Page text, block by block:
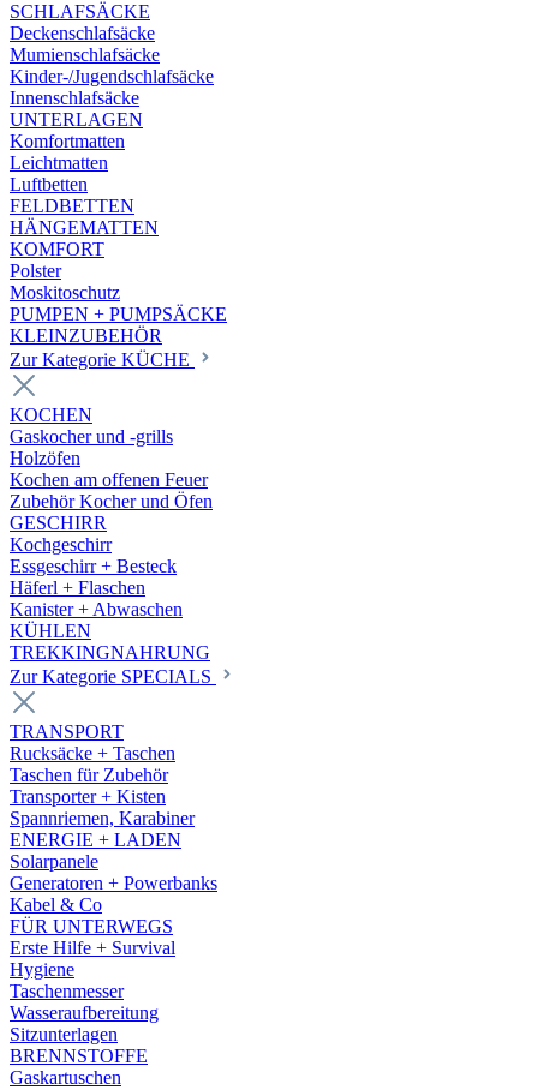
SCHLAFSÄCKE
Deckenschlafsäcke
Mumienschlafsäcke
Kinder-/Jugendschlafsäcke
Innenschlafsäcke
UNTERLAGEN
Komfortmatten
Leichtmatten
Luftbetten
FELDBETTEN
HÄNGEMATTEN
KOMFORT
Polster
Moskitoschutz
PUMPEN + PUMPSÄCKE
KLEINZUBEHÖR
Zur Kategorie KÜCHE
KOCHEN
Gaskocher und -grills
Holzöfen
Kochen am offenen Feuer
Zubehör Kocher und Öfen
GESCHIRR
Kochgeschirr
Essgeschirr + Besteck
Häferl + Flaschen
Kanister + Abwaschen
KÜHLEN
TREKKINGNAHRUNG
Zur Kategorie SPECIALS
TRANSPORT
Rucksäcke + Taschen
Taschen für Zubehör
Transporter + Kisten
Spannriemen, Karabiner
ENERGIE + LADEN
Solarpanele
Generatoren + Powerbanks
Kabel & Co
FÜR UNTERWEGS
Erste Hilfe + Survival
Hygiene
Taschenmesser
Wasseraufbereitung
Sitzunterlagen
BRENNSTOFFE
Gaskartuschen